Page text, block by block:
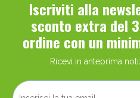
Iscriviti alla
sconto extra del
ordine con un
Ricevi in anteprima